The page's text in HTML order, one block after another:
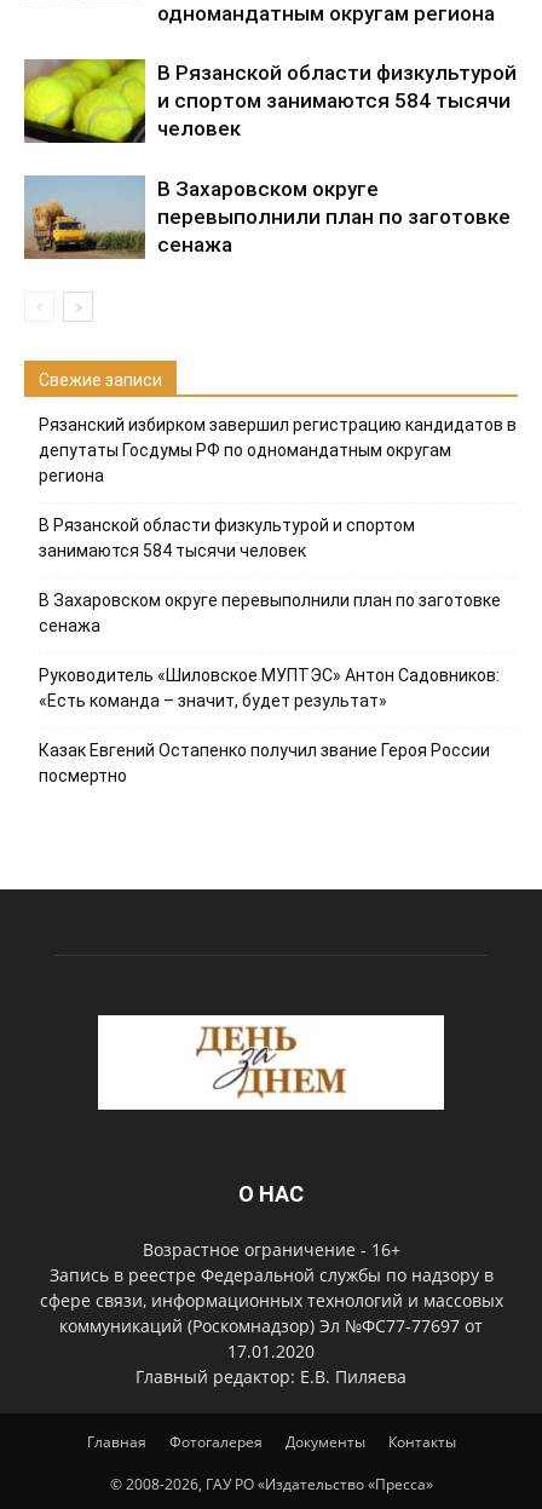
одномандатным округам региона
В Рязанской области физкультурой
и спортом занимаются 584 тысячи
человек
В Захаровском округе
перевыполнили план по заготовке
сенажа
Свежие записи
Рязанский избирком завершил регистрацию кандидатов в
депутаты Госдумы РФ по одномандатным округам
региона
В Рязанской области физкультурой и спортом
занимаются 584 тысячи человек
В Захаровском округе перевыполнили план по заготовке
сенажа
Руководитель «Шиловское МУПТЭС» Антон Садовников:
«Есть команда – значит, будет результат»
Казак Евгений Остапенко получил звание Героя России
посмертно
О НАС
Возрастное ограничение - 16+
Запись в реестре Федеральной службы по надзору в
сфере связи, информационных технологий и массовых
коммуникаций (Роскомнадзор) Эл №ФС77-77697 от
17.01.2020
Главный редактор: Е.В. Пиляева
Главная Фотогалерея Документы Контакты
© 2008-2026, ГАУ РО «Издательство «Пресса»